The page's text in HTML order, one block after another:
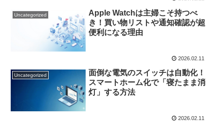
Uncategorized
Apple Watchは主婦こそ持つべ
き！買い物リストや通知確認が超
便利になる理由
2026.02.11
Uncategorized
面倒な電気のスイッチは自動化！
スマートホーム化で「寝たまま消
灯」する方法
2026.02.11